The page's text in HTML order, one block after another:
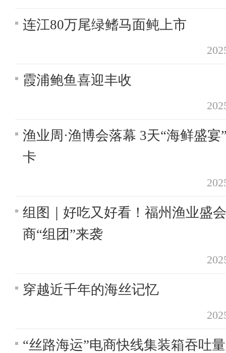
连江80万尾绿鳍马面鲀上市
霞浦鲍鱼喜迎丰收
渔业周·渔博会落幕 3天“海鲜盛宴
卡
组图｜好吃又好看！福州渔业盛
商“组团”来袭
穿越近千年的海丝记忆
“丝路海运”电商快线集装箱吞吐